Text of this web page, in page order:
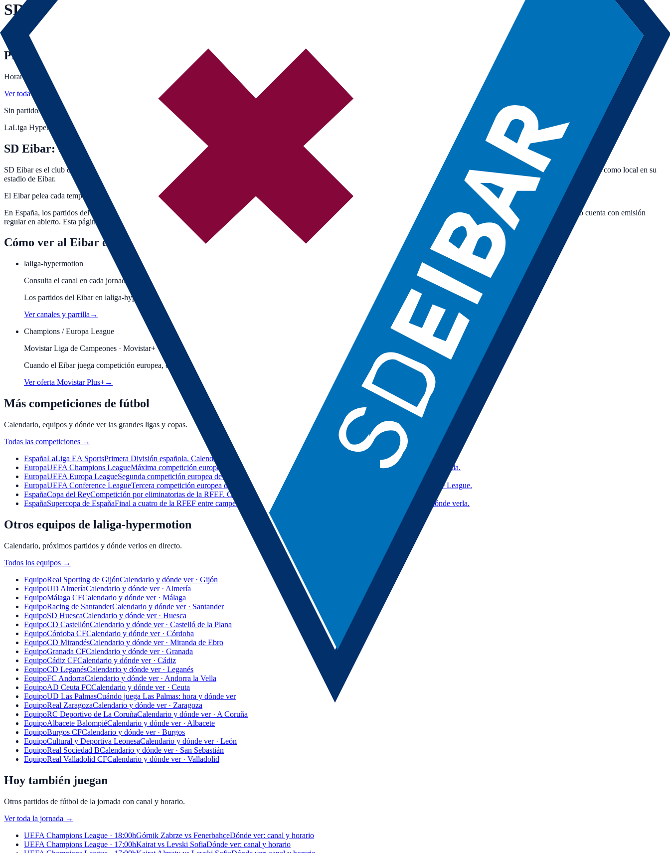
SD Eibar
Próximos partidos del Eibar en la temporada 2026-27: horarios, canales y dónde verlos en directo. Actualizado al minuto.
Próximos partidos
Horarios en hora peninsular. Canales actualizados al minuto.
Ver toda la jornada →
Sin partidos confirmados del
para la próxima jornada.
LaLiga Hypermotion · España
SD Eibar: estadio, palmarés y dónde verlo en España
SD Eibar es el club de Eibar, en España, que compite en la LaLiga Hypermotion. El Eibar es uno de los clubes de la LaLiga Hypermotion, la primera división de España. Disputa sus partidos como local en su
estadio de Eibar.
El Eibar pelea cada temporada por clasificarse para las competiciones europeas a través de su posición en la LaLiga Hypermotion.
En España, los partidos del Eibar en competición europea —Champions League, Europa League o Conference League— suelen seguirse en Movistar Plus+; la LaLiga Hypermotion no cuenta con emisión
regular en abierto. Esta página recoge los próximos partidos confirmados del Eibar, con la fecha, la hora peninsular (Europe/Madrid) y el canal asignado en cuanto se programan.
Cómo ver al Eibar en directo
laliga-hypermotion
Consulta el canal en cada jornada
Los partidos del Eibar en laliga-hypermotion se emiten en distintos canales según la jornada. Actualizamos las parrillas al minuto.
Ver canales y parrilla →
Champions / Europa League
Movistar Liga de Campeones · Movistar+
Cuando el Eibarjuega competición europea, el partido está en Movistar+ (y RTVE para la final).
Ver oferta Movistar Plus+→
Más competiciones de fútbol
Calendario, equipos y dónde ver las grandes ligas y copas.
Todas las competiciones →
EspañaLaLiga EA SportsPrimera División española. Calendario de la jornada en curso, próximos partidos y dónde verlos en directo.
EuropaUEFA Champions LeagueMáxima competición europea de clubes. Horarios, canales TV y guía de retransmisión para cada jornada.
EuropaUEFA Europa LeagueSegunda competición europea de clubes. Calendario, horarios y canales TV de la Europa League.
EuropaUEFA Conference LeagueTercera competición europea de clubes. Fechas, horarios y guía de retransmisión para la Conference League.
EspañaCopa del ReyCompetición por eliminatorias de la RFEF. Calendario, horarios y emisión en abierto cuando corresponde.
EspañaSupercopa de EspañaFinal a cuatro de la RFEF entre campeones y finalistas de LaLiga y Copa del Rey. Sedes, horarios y dónde verla.
Otros equipos de laliga-hypermotion
Calendario, próximos partidos y dónde verlos en directo.
Todos los equipos →
EquipoReal Sporting de GijónCalendario y dónde ver · Gijón
EquipoUD AlmeríaCalendario y dónde ver · Almería
EquipoMálaga CFCalendario y dónde ver · Málaga
EquipoRacing de SantanderCalendario y dónde ver · Santander
EquipoSD HuescaCalendario y dónde ver · Huesca
EquipoCD CastellónCalendario y dónde ver · Castelló de la Plana
EquipoCórdoba CFCalendario y dónde ver · Córdoba
EquipoCD MirandésCalendario y dónde ver · Miranda de Ebro
EquipoGranada CFCalendario y dónde ver · Granada
EquipoCádiz CFCalendario y dónde ver · Cádiz
EquipoCD LeganésCalendario y dónde ver · Leganés
EquipoFC AndorraCalendario y dónde ver · Andorra la Vella
EquipoAD Ceuta FCCalendario y dónde ver · Ceuta
EquipoUD Las PalmasCuándo juega Las Palmas: hora y dónde ver
EquipoReal ZaragozaCalendario y dónde ver · Zaragoza
EquipoRC Deportivo de La CoruñaCalendario y dónde ver · A Coruña
EquipoAlbacete BalompiéCalendario y dónde ver · Albacete
EquipoBurgos CFCalendario y dónde ver · Burgos
EquipoCultural y Deportiva LeonesaCalendario y dónde ver · León
EquipoReal Sociedad BCalendario y dónde ver · San Sebastián
EquipoReal Valladolid CFCalendario y dónde ver · Valladolid
Hoy también juegan
Otros partidos de fútbol de la jornada con canal y horario.
Ver toda la jornada →
UEFA Champions League · 18:00hGórnik Zabrze vs FenerbahçeDónde ver: canal y horario
UEFA Champions League · 17:00hKairat vs Levski SofiaDónde ver: canal y horario